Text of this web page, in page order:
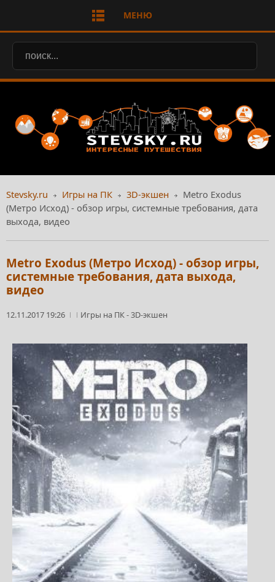
МЕНЮ
Stevsky.ru Игры на ПК 3D-экшен
Metro Exodus
(Метро Исход) - обзор игры, системные требования, дата
выхода, видео
Metro Exodus (Метро Исход) - обзор игры,
системные требования, дата выхода,
видео
12.11.2017 19:26 Игры на ПК-3D-экшен